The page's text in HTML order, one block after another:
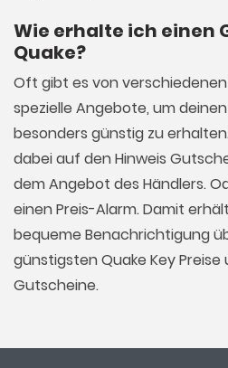
Wie erhalte ich einen
Quake?
Oft gibt es von
spezielle Angebote, um
besonders günstig zu
dabei auf den Hinweis
dem Angebot des Händlers.
einen Preis-Alarm. Damit
bequeme Benachrichtigung
günstigsten Quake Key Preise
Gutscheine.